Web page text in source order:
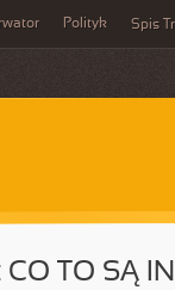
Polityk Spis
TO SĄ